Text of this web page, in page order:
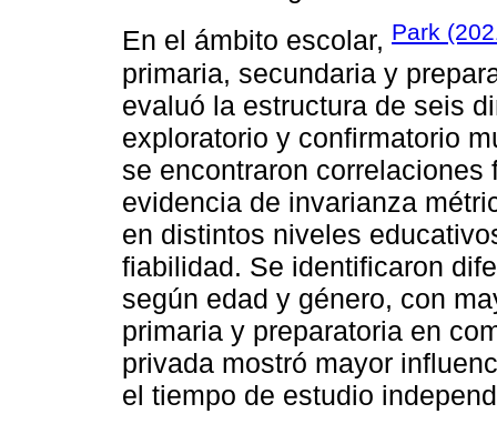
En el ámbito escolar, Park
primaria, secundaria y
evaluó la estructura de seis
exploratorio y confirmatorio
se encontraron
evidencia de invarianza
en distintos niveles
fiabilidad. Se identificaron
según edad y género, con
primaria y preparatoria en
privada mostró mayor
el tiempo de estudio